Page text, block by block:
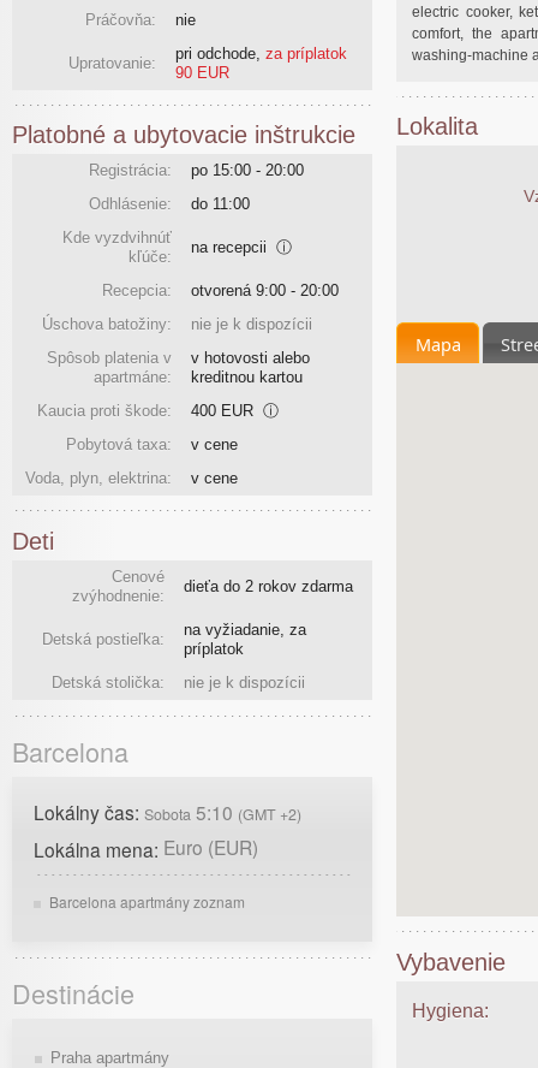
electric cooker,
comfort, the
washing-machine
Lokalita
Mapa
Vybavenie
Hygiena:
Práčovňa:
nie
Upratovanie:
pri odchode za príplatok
90 EUR
Platobné a ubytovacie inštrukcie
Registrácia:
po 15:00 - 20:00
Odhlásenie:
do 11:00
Kde vyzdvihnúť
kľúče:
na recepcii ⓘ
Recepcia:
otvorená 9:00 - 20:00
Úschova batožiny:
nie je k dispozícii
Spôsob platenia v
apartmáne:
v hotovosti alebo
kreditnou kartou
Kaucia proti škode:
400 EUR ⓘ
Pobytová taxa:
v cene
Voda, plyn, elektrina:
v cene
Deti
Cenové
zvýhodnenie:
dieťa do 2 rokov zdarma
Detská postieľka:
na vyžiadanie, za
príplatok
Detská stolička:
nie je k dispozícii
Barcelona
Lokálny čas: Sobota 5:10 (GMT +2)
Lokálna mena: Euro (EUR)
Barcelona apartmány zoznam
Destinácie
Praha apartmány